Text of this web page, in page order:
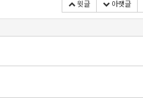
윗글 아랫글